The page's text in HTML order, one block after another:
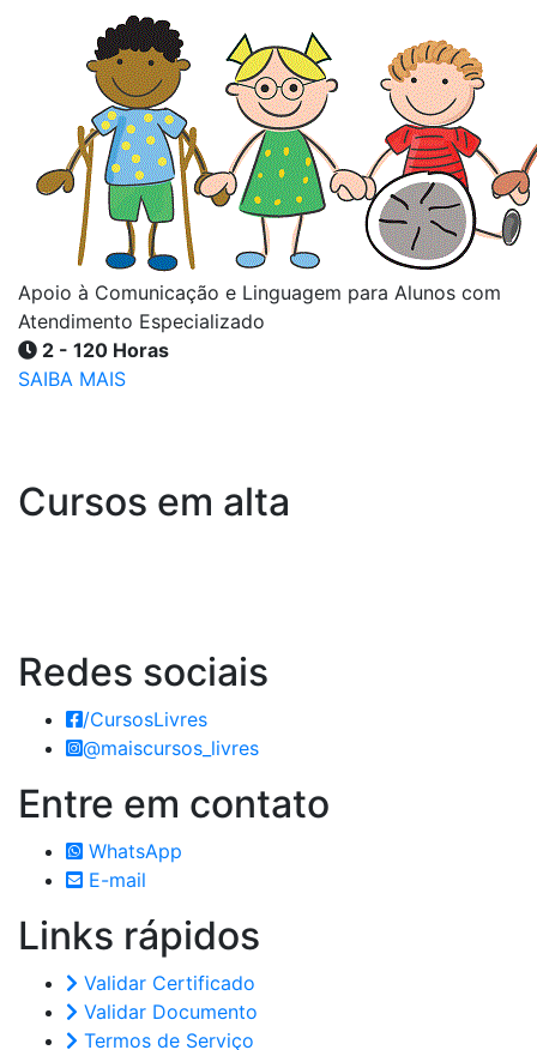
Apoio à Comunicação e Linguagem para Alunos com
Atendimento Especializado
2 - 120 Horas
SAIBA MAIS
Cursos em alta
Redes sociais
/CursosLivres
@maiscursos_livres
Entre em contato
WhatsApp
E-mail
Links rápidos
Validar Certificado
Validar Documento
Termos de Serviço